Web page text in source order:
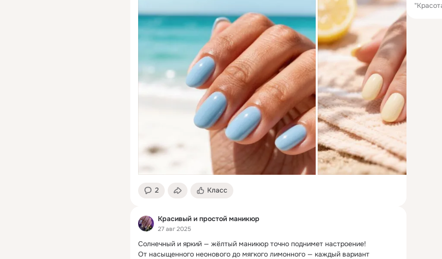
2 Класс
Красивый и простой маникюр
27 авг 2025
Солнечный и яркий — жёлтый маникюр точно поднимет настроение!
От насыщенного неонового до мягкого лимонного — каждый вариант